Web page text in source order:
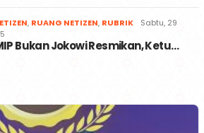
, RUANG NETIZEN, RUBRIK
Sabtu, 29
Bukan Jokowi Resmikan, Ketu…